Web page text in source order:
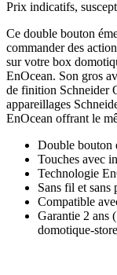
Prix indicatifs,
Ce double bouton
commander des
sur votre box
EnOcean. Son gros
de finition Schneider
appareillages
EnOcean offrant le
Double bouton
Touches avec
Technologie
Sans fil et sans
Compatible
Garantie 2 ans
domotique-